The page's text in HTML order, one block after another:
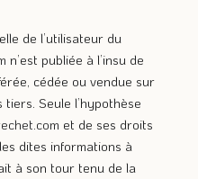
de l’utilisateur du
n’est publiée à l’insu de
cédée ou vendue sur
Seule l’hypothèse
et de ses droits
dites informations à
à son tour tenu de la